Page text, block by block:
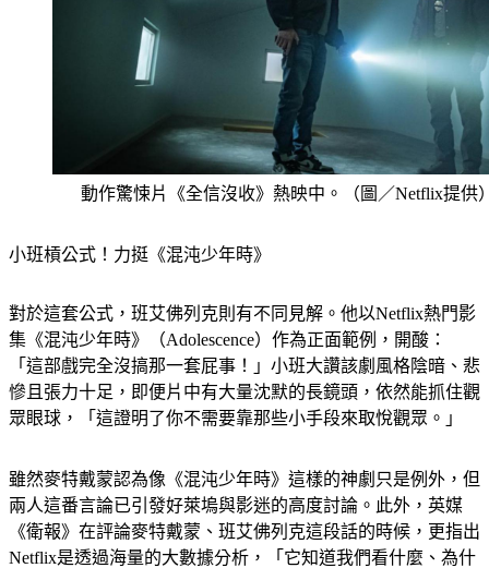
動作驚悚片《全信沒收》熱映中。（圖／Netflix提供
小班槓公式！力挺《混沌少年時》
對於這套公式，班艾佛列克則有不同見解。他以Netflix熱門影
集《混沌少年時》（Adolescence）作為正面範例，開酸：
「這部戲完全沒搞那一套屁事！」小班大讚該劇風格陰暗、悲
慘且張力十足，即便片中有大量沈默的長鏡頭，依然能抓住觀
眾眼球，「這證明了你不需要靠那些小手段來取悅觀眾。」
雖然麥特戴蒙認為像《混沌少年時》這樣的神劇只是例外，但
兩人這番言論已引發好萊塢與影迷的高度討論。此外，英媒
《衛報》在評論麥特戴蒙、班艾佛列克這段話的時候，更指出
Netflix是透過海量的大數據分析，「它知道我們看什麼、為什